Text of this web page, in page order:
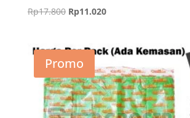
Rp17.800 Harga
Rp17.800.
Rp11.020Harga
adalah:
Rp11.020.
Promo